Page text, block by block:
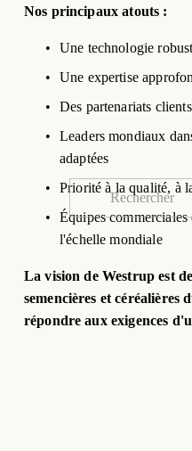
Nos principaux atouts :
Une technologie
Une expertise
Des partenariats
Leaders mondiaux
adaptées
Priorité à la qualité, à
Équipes commerciales
l'échelle mondiale
La vision de Westrup est
semencières et céréalières
répondre aux exigences